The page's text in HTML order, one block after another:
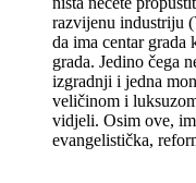
razvijenu industriju
da ima centar grada
grada. Jedino čega
izgradnji i jedna
veličinom i
vidjeli. Osim ove,
evangelistička,